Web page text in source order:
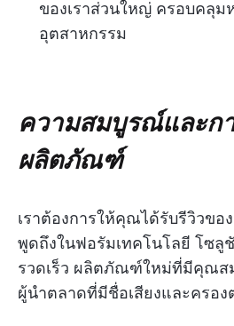
ของเราส่วนใหญ่ ครอบคลุม
อุตสาหกรรม
ความสมบูรณ์และก
ผลิตภัณฑ์
เราต้องการให้คุณได้รับรีวิวขอ
พูดถึงในฟอรัมเทคโนโลยี โซลู
รวดเร็ว ผลิตภัณฑ์ใหม่ที่มีคุณส
ผู้นำตลาดที่มีชื่อเสียงและครอ